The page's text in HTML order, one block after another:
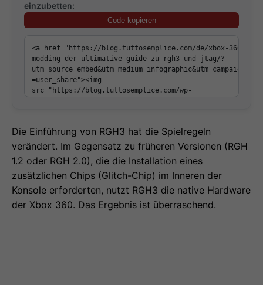
einzubetten:
Code kopieren
Die Einführung von RGH3 hat die Spielregeln
verändert. Im Gegensatz zu früheren Versionen (RGH
1.2 oder RGH 2.0), die die Installation eines
zusätzlichen Chips (Glitch-Chip) im Inneren der
Konsole erforderten, nutzt RGH3 die native Hardware
der Xbox 360. Das Ergebnis ist überraschend.